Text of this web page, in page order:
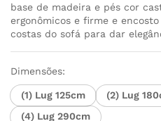
base de madeira e pés cor
ergonômicos e firme e
costas do sofá para dar
Dimensões:
(1) Lug 125cm (2) Lug
(4) Lug 290cm